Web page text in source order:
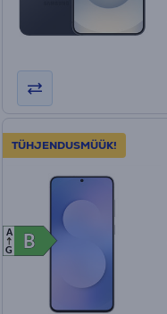
TÜHJENDUSMÜÜK!
B
B
A
G